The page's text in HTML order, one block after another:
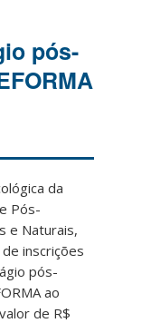
pós-
da
Pós-
e Naturais,
inscrições
pós-
ao
de R$